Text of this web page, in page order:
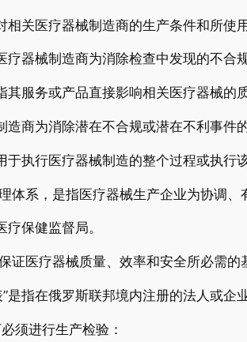
相关医疗器械制造商的生产条件和所使
疗器械制造商为消除检查中发现的不合
其服务或产品直接影响相关医疗器械的
造商为消除潜在不合规或潜在不利事件
于执行医疗器械制造的整个过程或执行
体系，是指医疗器械生产企业为协调
疗保健监督局。
证医疗器械质量、效率和安全所必需的
是指在俄罗斯联邦境内注册的法人或
须进行生产检验：